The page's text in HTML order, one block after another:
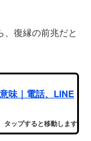
、復縁の前兆だと
味｜電話、LINE
タップすると移動します